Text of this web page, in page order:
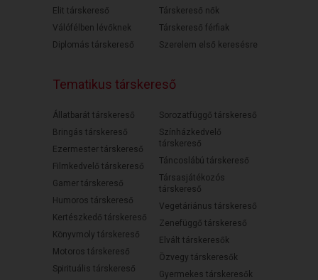
Elit társkereső
Válófélben lévőknek
Diplomás társkereső
Társkereső nők
Társkereső férfiak
Szerelem első keresésre
Tematikus társkereső
Állatbarát társkereső
Bringás társkereső
Ezermester társkereső
Filmkedvelő társkereső
Gamer társkereső
Humoros társkereső
Kertészkedő társkereső
Könyvmoly társkereső
Motoros társkereső
Spirituális társkereső
Sorozatfüggő társkereső
Színházkedvelő
társkereső
Táncoslábú társkereső
Társasjátékozós
társkereső
Vegetáriánus társkereső
Zenefüggő társkereső
Elvált társkeresők
Özvegy társkeresők
Gyermekes társkeresők